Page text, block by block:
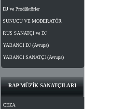
DJ ve Prodüktörler
SUNUCU VE MODERATÖR
RUS SANATÇI ve DJ
YABANCI DJ (Avrupa)
YABANCI SANATÇI (Avrupa)
RAP MÜZİK SANATÇILARI
CEZA